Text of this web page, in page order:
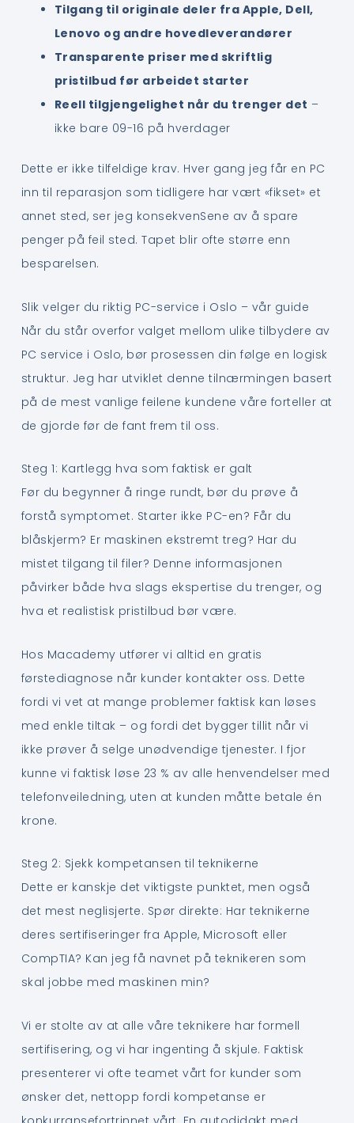
Tilgang til originale deler fra Apple, Dell,
Lenovo og andre hovedleverandører
Transparente priser med skriftlig
pristilbud før arbeidet starter
Reell tilgjengelighet når du trenger det –
ikke bare 09-16 på hverdager
Dette er ikke tilfeldige krav. Hver gang jeg får en PC
inn til reparasjon som tidligere har vært «fikset» et
annet sted, ser jeg konsekvenSene av å spare
penger på feil sted. Tapet blir ofte større enn
besparelsen.
Slik velger du riktig PC-service i Oslo – vår guide
Når du står overfor valget mellom ulike tilbydere av
PC service i Oslo, bør prosessen din følge en logisk
struktur. Jeg har utviklet denne tilnærmingen basert
på de mest vanlige feilene kundene våre forteller at
de gjorde før de fant frem til oss.
Steg 1: Kartlegg hva som faktisk er galt
Før du begynner å ringe rundt, bør du prøve å
forstå symptomet. Starter ikke PC-en? Får du
blåskjerm? Er maskinen ekstremt treg? Har du
mistet tilgang til filer? Denne informasjonen
påvirker både hva slags ekspertise du trenger, og
hva et realistisk pristilbud bør være.
Hos Macademy utfører vi alltid en gratis
førstediagnose når kunder kontakter oss. Dette
fordi vi vet at mange problemer faktisk kan løses
med enkle tiltak – og fordi det bygger tillit når vi
ikke prøver å selge unødvendige tjenester. I fjor
kunne vi faktisk løse 23 % av alle henvendelser med
telefonveiledning, uten at kunden måtte betale én
krone.
Steg 2: Sjekk kompetansen til teknikerne
Dette er kanskje det viktigste punktet, men også
det mest neglisjerte. Spør direkte: Har teknikerne
deres sertifiseringer fra Apple, Microsoft eller
CompTIA? Kan jeg få navnet på teknikeren som
skal jobbe med maskinen min?
Vi er stolte av at alle våre teknikere har formell
sertifisering, og vi har ingenting å skjule. Faktisk
presenterer vi ofte teamet vårt for kunder som
ønsker det, nettopp fordi kompetanse er